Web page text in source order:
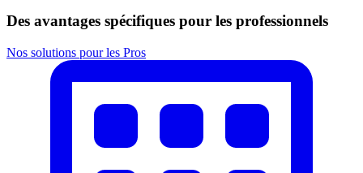
Des avantages spécifiques pour les professionnels
Nos solutions pour les Pros